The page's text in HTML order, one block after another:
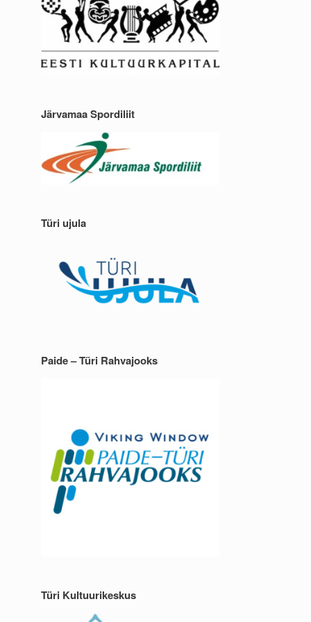
Järvamaa Spordiliit
Türi ujula
Paide – Türi Rahvajooks
Türi Kultuurikeskus